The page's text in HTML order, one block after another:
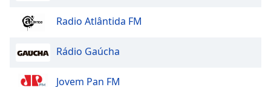
Radio Atlântida FM
Rádio Gaúcha
Jovem Pan FM